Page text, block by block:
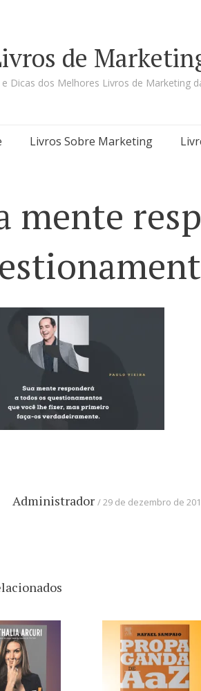
de
e Dicas dos Melhores Livros de Marketing
Livros Sobre Marketing
mente
Administrador 29 de dezembro de